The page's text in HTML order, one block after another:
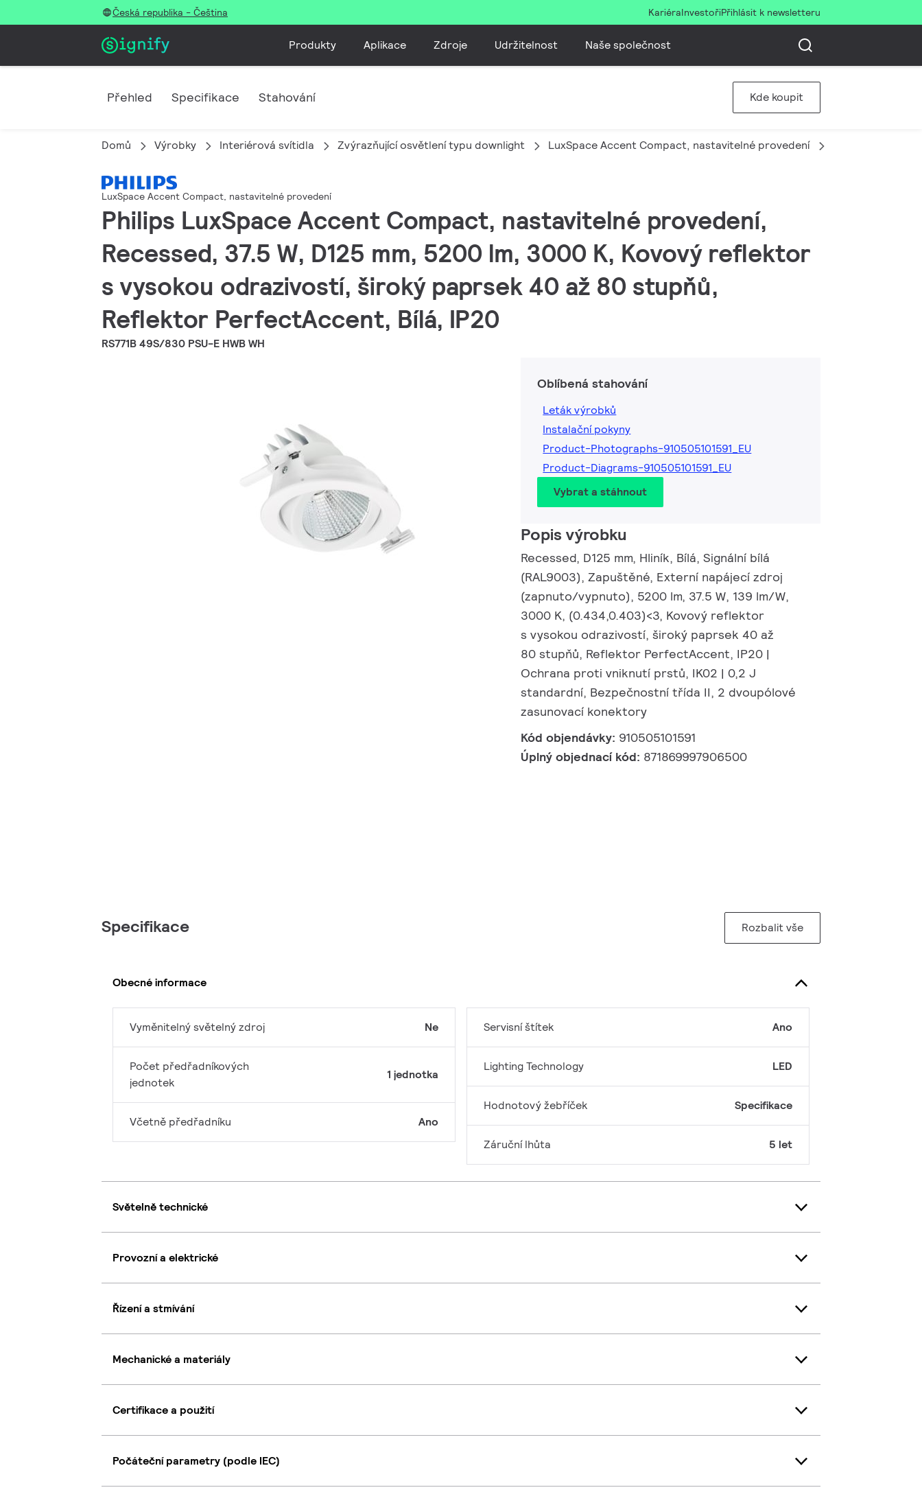
Česká republika - Čeština KariéraInvestořiPřihlásit k newsletteru
Produkty Aplikace Zdroje Udržitelnost Naše společnost
Přehled Specifikace Stahování Kde koupit
Domů Výrobky Interiérová svítidla Zvýrazňující osvětlení typu downlight LuxSpace Accent Compact, nastavitelné provedení
LuxSpace Accent Compact, nastavitelné provedení
Philips LuxSpace Accent Compact, nastavitelné provedení,
Recessed, 37.5 W, D125 mm, 5200 lm, 3000 K, Kovový reflektor
s vysokou odrazivostí, široký paprsek 40 až 80 stupňů,
Reflektor PerfectAccent, Bílá, IP20
RS771B 49S/830 PSU-E HWB WH
Oblíbená stahování
Leták výrobků
Instalační pokyny
Product-Photographs-910505101591_EU
Product-Diagrams-910505101591_EU
Vybrat a stáhnout
Popis výrobku
Recessed, D125 mm, Hliník, Bílá, Signální bílá
(RAL9003), Zapuštěné, Externí napájecí zdroj
(zapnuto/vypnuto), 5200 lm, 37.5 W, 139 lm/W,
3000 K, (0.434,0.403)<3, Kovový reflektor
s vysokou odrazivostí, široký paprsek 40 až
80 stupňů, Reflektor PerfectAccent, IP20 |
Ochrana proti vniknutí prstů, IK02 | 0,2 J
standardní, Bezpečnostní třída II, 2 dvoupólové
zasunovací konektory
Kód objendávky: 910505101591
Úplný objednací kód: 871869997906500
Specifikace Rozbalit vše
Obecné informace
Vyměnitelný světelný zdroj Ne
Počet předřadníkových
jednotek
1 jednotka
Včetně předřadníku Ano
Servisní štítek Ano
Lighting Technology LED
Hodnotový žebříček Specifikace
Záruční lhůta 5 let
Světelně technické
Provozní a elektrické
Řízení a stmívání
Mechanické a materiály
Certifikace a použití
Počáteční parametry (podle IEC)